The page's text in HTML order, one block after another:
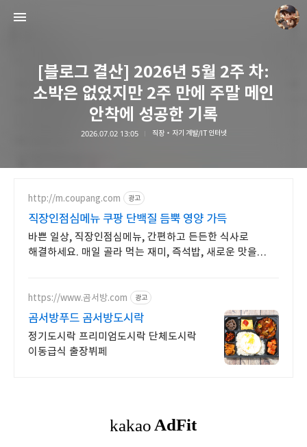
[블로그 결산] 2026년 5월 2주 차:
소박은 없었지만 2주 만에 주말 메인
안착에 성공한 기록
2026.07.02 13:05 직장・자기 계발/IT 인터넷
http://m.coupang.com 광고
직장인점심메뉴 쿠팡 단백질 듬뿍 영양 가득
바쁜 일상, 직장인점심메뉴, 간편하고 든든한 식사로
해결하세요. 매일 골라 먹는 재미, 즉석밥, 새로운 맛을
https://www.곰서방.com 광고
곰서방푸드 곰서방도시락
정기도시락 프리미엄도시락 단체도시락
이동급식 출장뷔페
담덕.